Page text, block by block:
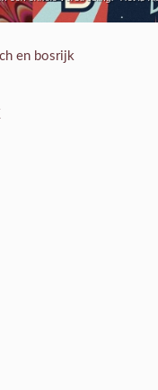
en bosrijk